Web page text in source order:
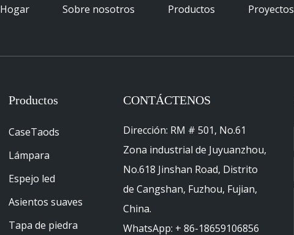
Hogar Sobre nosotros Productos Proyectos
Productos
CaseTaods
Lámpara
Espejo led
Asientos suaves
Tapa de piedra
CONTÁCTENOS
Dirección: RM # 501, No.61
Zona industrial de Juyuanzhou,
No.618 Jinshan Road, Distrito
de Cangshan, Fuzhou, Fujian,
China.
WhatsApp: + 86-18659106856